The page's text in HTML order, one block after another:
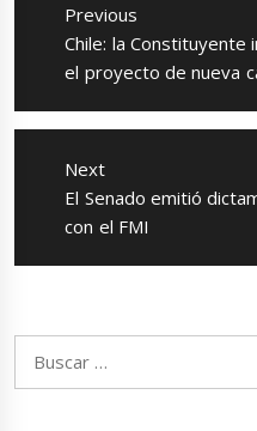
entradas
Previous
Previous
post:
Chile: la Constituyente
el proyecto de nueva
Next
Next
post:
El Senado emitió
con el FMI